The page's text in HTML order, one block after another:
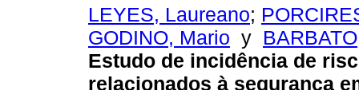
LEYES, Laureano;
GODINO, Mario y
Estudo de incidência de
relacionados à segurança